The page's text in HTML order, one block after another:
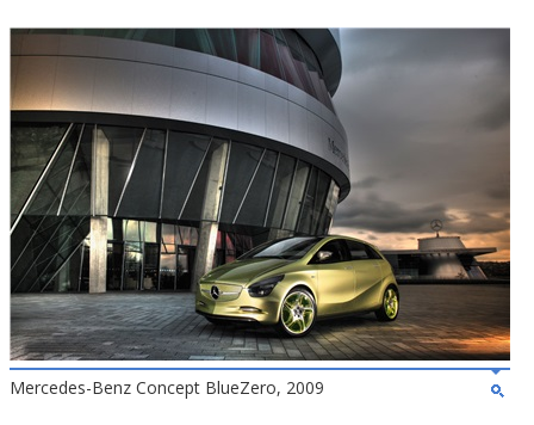
Mercedes-Benz Concept BlueZero, 2009